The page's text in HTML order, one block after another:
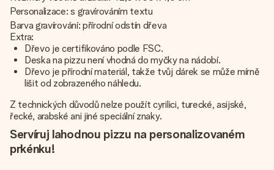
Personalizace: s gravírováním textu
Barva gravírování: přírodní odstín dřeva
Extra:
Dřevo je certifikováno podle FSC.
Deska na pizzu není vhodná do myčky na nádobí.
Dřevo je přírodní materiál, takže tvůj dárek se může mírně
lišit od zobrazeného náhledu.
Z technických důvodů nelze použít cyrilici, turecké, asijské,
řecké, arabské ani jiné speciální znaky.
Servíruj lahodnou pizzu na personalizovaném
prkénku!